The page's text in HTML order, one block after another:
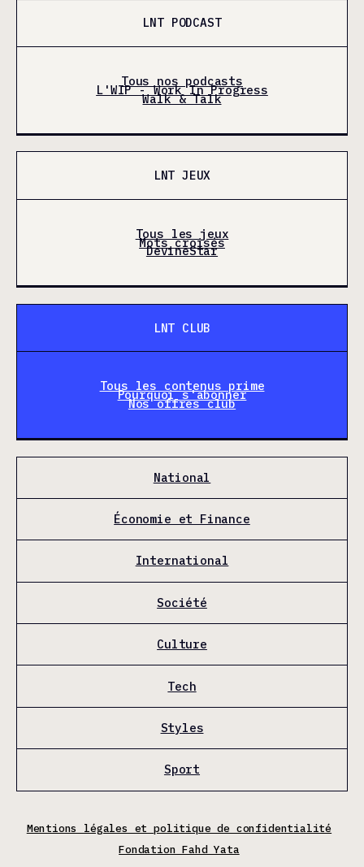
LNT PODCAST
Tous nos podcasts
L'WIP - Work In Progress
Walk & Talk
LNT JEUX
Tous les jeux
Mots croisés
DevineStar
LNT CLUB
Tous les contenus prime
Pourquoi s'abonner
Nos offres club
National
Économie et Finance
International
Société
Culture
Tech
Styles
Sport
Mentions légales et politique de confidentialité
Fondation Fahd Yata